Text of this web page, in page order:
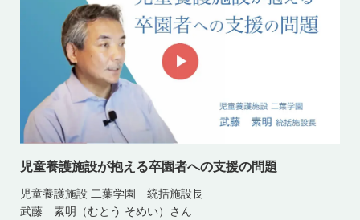
児童養護施設が抱える卒園者への支援の問題
児童養護施設 二葉学園 統括施設長
武藤 素明（むとう そめい）さん